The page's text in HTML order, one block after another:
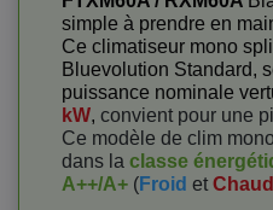
simple à prendre en
Ce climatiseur mono
Bluevolution Standard,
puissance nominale
kW, convient pour une
Ce modèle de clim
dans la classe
A++/A+ (Froid et Chaud